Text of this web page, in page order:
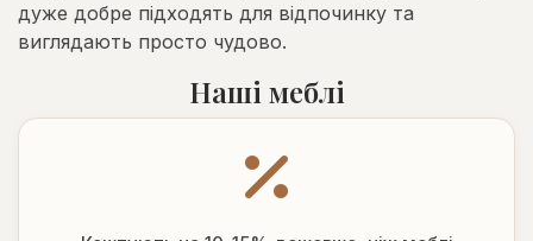
дуже добре підходять для відпочинку та
виглядають просто чудово.
Наші меблі